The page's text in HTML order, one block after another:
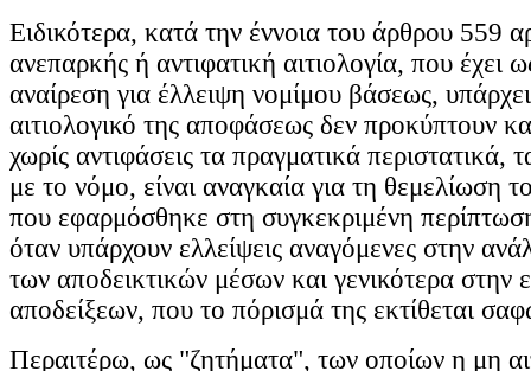
Ειδικότερα, κατά την έννοια του άρθρου
ανεπαρκής ή αντιφατική αιτιολογία, που έχει
αναίρεση για έλλειψη νομίμου βάσεως,
αιτιολογικό της αποφάσεως δεν προκύπτουν
χωρίς αντιφάσεις τα πραγματικά
με το νόμο, είναι αναγκαία για τη θεμελίωση
που εφαρμόσθηκε στη συγκεκριμένη
όταν υπάρχουν ελλείψεις αναγόμενες στην
των αποδεικτικών μέσων και γενικότερα στην
αποδείξεων, που το πόρισμά της εκτίθεται
Περαιτέρω, ως "ζητήματα", των οποίων η μη